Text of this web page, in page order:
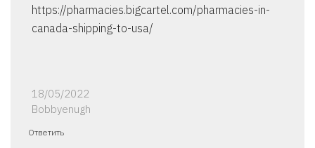
https://pharmacies.bigcartel.com/pharmacies-in-
canada-shipping-to-usa/
18/05/2022
Bobbyenugh
Ответить